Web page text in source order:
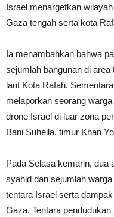
Israel menargetkan
Gaza tengah serta kota
Ia menambahkan bahwa
sejumlah bangunan di
laut Kota Rafah.
melaporkan seorang
drone Israel di luar zona
Bani Suheila, timur Khan
Pada Selasa kemarin, dua
syahid dan sejumlah
tentara Israel serta
Gaza. Tentara